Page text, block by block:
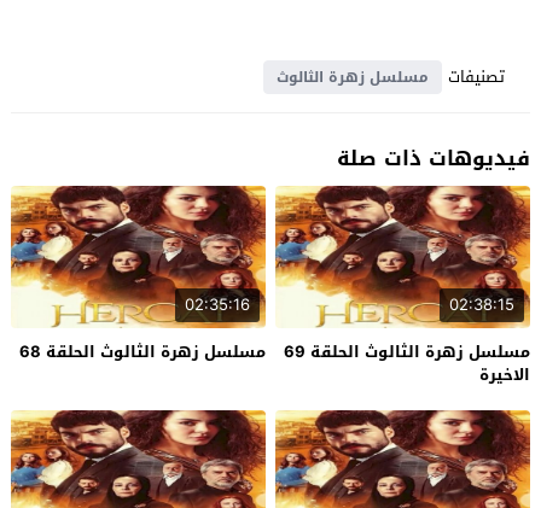
تصنيفات مسلسل زهرة الثالوث
فيديوهات ذات صلة
02:38:15
مسلسل زهرة الثالوث الحلقة 69
الاخيرة
02:35:16
مسلسل زهرة الثالوث الحلقة 68